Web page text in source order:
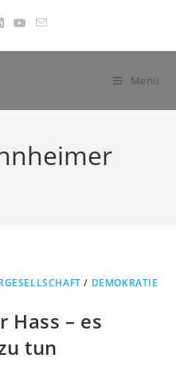
Menü
/ DEMOKRATIE
Hass – es
tun